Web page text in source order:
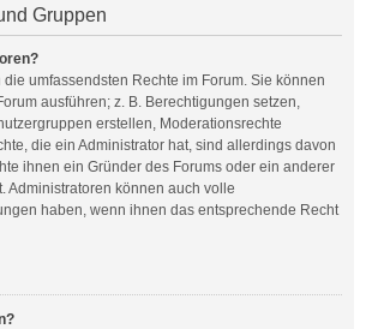
Gruppen
umfassendsten Rechte im Forum. Sie können
ausführen; z. B. Berechtigungen setzen,
erstellen, Moderationsrechte
die ein Administrator hat, sind allerdings davon
ihnen ein Gründer des Forums oder ein anderer
Administratoren können auch volle
haben, wenn ihnen das entsprechende Recht